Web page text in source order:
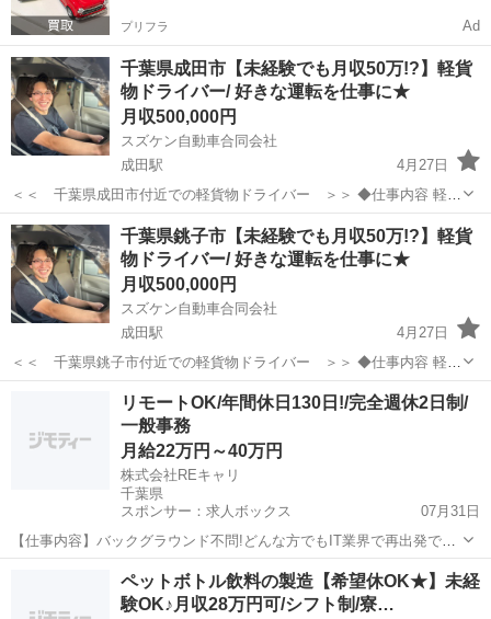
プリフラ Ad
千葉県成田市【未経験でも月収50万!?】軽貨
物ドライバー/ 好きな運転を仕事に★
月収500,000円
スズケン自動車合同会社
成田駅
4月27日
＜＜ 千葉県成田市付近での軽貨物ドライバー ＞＞ ◆仕事内容 軽自
動車（AT限定可）を使用し、主に個人宅や企業様に「通販サイト・ネ
ットスーパーの品物」や「ウォーターサーバーの水」などを小型荷物
の配達するシンプルなお仕事です...
千葉 成田市 成田駅 ドライバー 未経験
千葉県銚子市【未経験でも月収50万!?】軽貨
物ドライバー/ 好きな運転を仕事に★
月収500,000円
スズケン自動車合同会社
成田駅
4月27日
＜＜ 千葉県銚子市付近での軽貨物ドライバー ＞＞ ◆仕事内容 軽自
動車（AT限定可）を使用し、主に個人宅や企業様に「通販サイト・ネ
ットスーパーの品物」や「ウォーターサーバーの水」などを小型荷物
の配達するシンプルなお仕事です...
成田駅 ドライバー 未経験
リモートOK/年間休日130日!/完全週休2日制/
一般事務
月給22万円～40万円
株式会社REキャリ
千葉県
スポンサー：求人ボックス
07月31日
【仕事内容】バックグラウンド不問!どんな方でもIT業界で再出発でき
る 全ての人が新たなキャリアを手にする 誰もがもう一度、人生をリス
タートできる場所… バックグラウンドは一切問いません! 株式会社RE
キャリア(REキャリ)では、こ...
ペットボトル飲料の製造【希望休OK★】未経
験OK♪月収28万円可/シフト制/寮…